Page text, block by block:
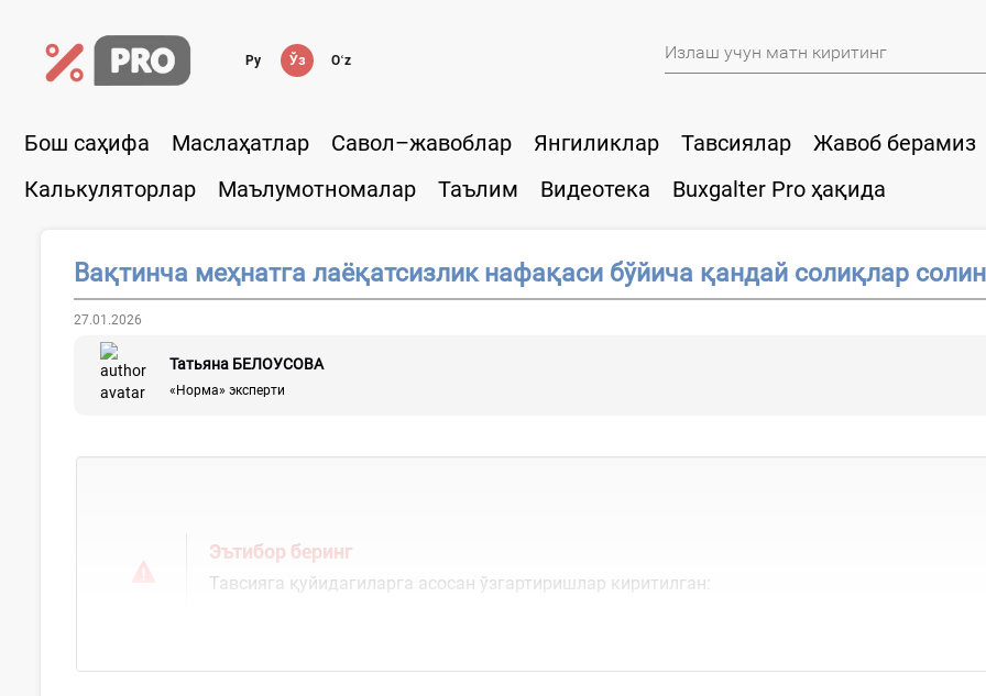
Ру Ўз Oʻz
Бош саҳифа Маслаҳатлар Савол–жавоблар Янгиликлар Тавсиялар Жавоб берамиз
Калькуляторлар
Маълумотномалар Таълим Видеотека Buxgalter Pro ҳақида
Вақтинча меҳнатга лаёқатсизлик нафақаси бўйича қандай солиқлар
27.01.2026
Татьяна БЕЛОУСОВА
«Норма» эксперти
Эътибор беринг
Тавсияга қуйидагиларга асосан ўзгартиришлар киритилган: